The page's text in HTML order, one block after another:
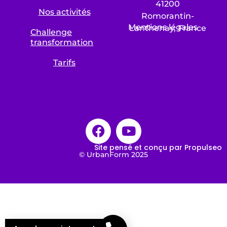
Nos activités
Challenge
transformation
Tarifs
41200
Romorantin-
Lanthenay, France
Mentions légales
Site pensé et conçu par Propulseo
© UrbanForm 2025